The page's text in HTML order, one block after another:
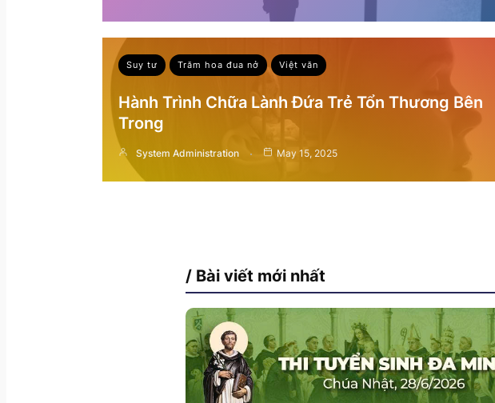
Suy tư Trăm hoa đua nở Việt văn
Hành Trình Chữa Lành Đứa Trẻ Tổn Thương Bên
Trong
System Administration May 15, 2025
/ Bài viết mới nhất